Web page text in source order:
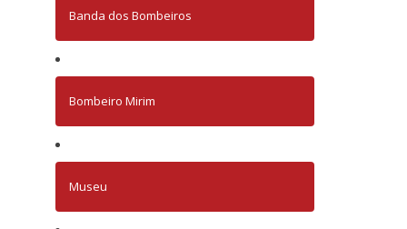
Banda dos Bombeiros
Bombeiro Mirim
Museu